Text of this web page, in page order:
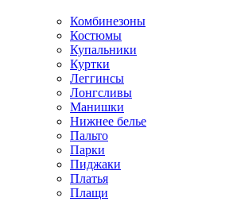
Комбинезоны
Костюмы
Купальники
Куртки
Леггинсы
Лонгсливы
Манишки
Нижнее белье
Пальто
Парки
Пиджаки
Платья
Плащи